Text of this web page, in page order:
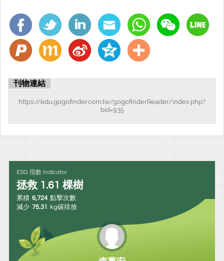
刊物連結
https://edu.gogofinder.com.tw/gogofinderReader/index.php?
bid=935
ESG 指數 Indicator
拯救 1.61 棵樹
累積 6,724 點擊次數
減少 75.31 kg碳排放